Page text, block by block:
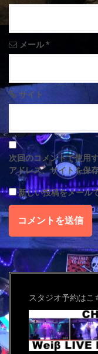
メール*
サイト
次回のコメントで使用
アドレス、サイトを保
新しい投稿をメール
スタジオ予約はこ